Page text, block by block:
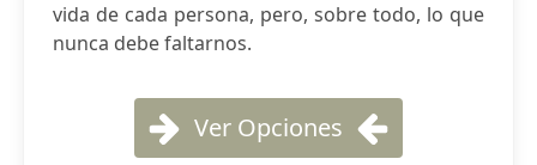
vida de cada persona, pero, sobre todo, lo que
nunca debe faltarnos.
Ver Opciones